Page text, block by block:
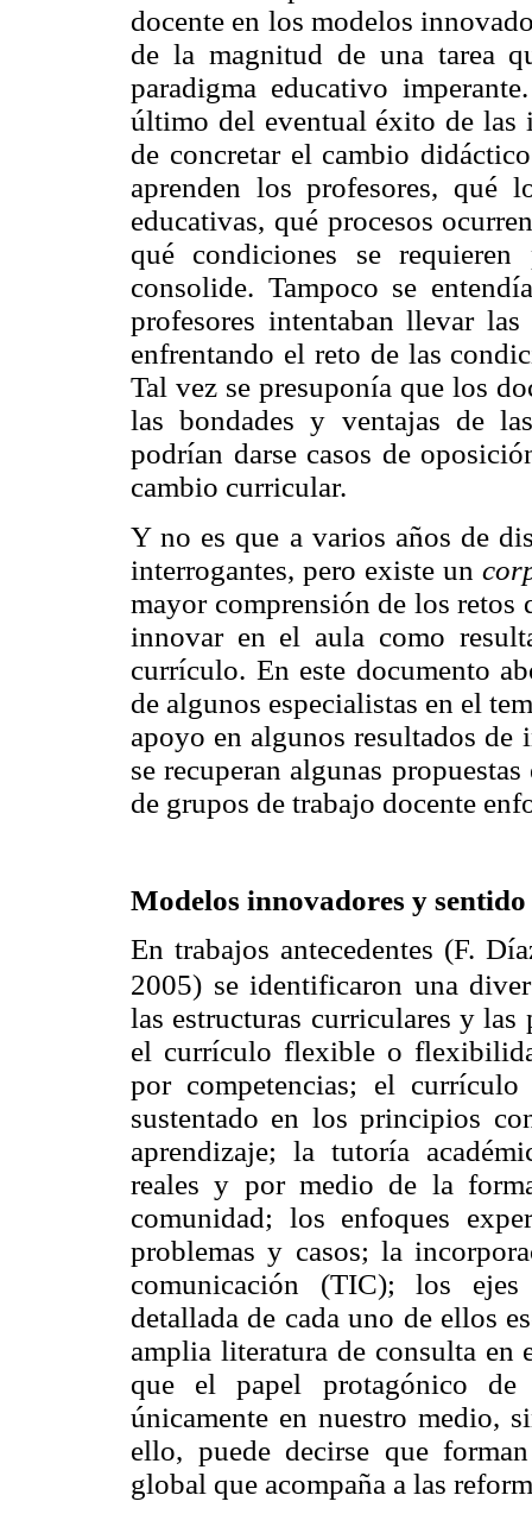
docente en los modelos
de la magnitud de una tarea
paradigma educativo
último del eventual éxito de las
de concretar el cambio
aprenden los profesores, qué
educativas, qué procesos
qué condiciones se
consolide. Tampoco se
profesores intentaban llevar
enfrentando el reto de las
Tal vez se presuponía que los
las bondades y ventajas de
podrían darse casos de
cambio curricular.
Y no es que a varios años de
interrogantes, pero existe un
mayor comprensión de los retos
innovar en el aula como
currículo. En este documento
de algunos especialistas en el
apoyo en algunos resultados
se recuperan algunas
de grupos de trabajo docente
Modelos innovadores y
En trabajos antecedentes (F.
2005) se identificaron una
las estructuras curriculares y las
el currículo flexible o
por competencias; el
sustentado en los principios
aprendizaje; la tutoría
reales y por medio de la
comunidad; los enfoques
problemas y casos; la
comunicación (TIC); los ejes
detallada de cada uno de ellos
amplia literatura de consulta en
que el papel protagónico de
únicamente en nuestro medio,
ello, puede decirse que
global que acompaña a las